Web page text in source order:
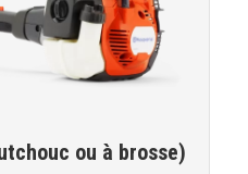
ou à brosse)